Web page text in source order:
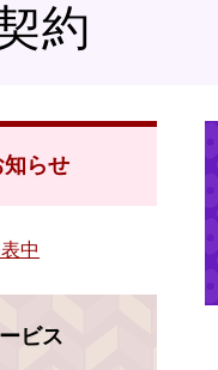
約
らせ
中
ビス